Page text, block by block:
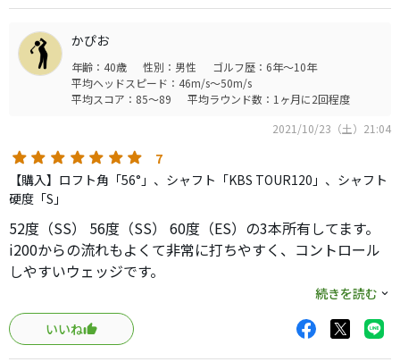
良く安定したショットを簡単に打てます。個人的には
GLIDE3.0よりオススメです。4.0はまだ試打できてないので
比較できません。
打感はお世辞にも良いとは言えません。
硬めの砂だとザックリしやすい気もしますが、私の技術の
中古でお買い求めやすい物も多いウェッジなので、決まっ
たウェッジが無い方は一度購入してみてもいいと思いま
す。
かぴお
年齢：40歳 性別：男性
ゴルフ歴：6年～10年
平均ヘッドスピード：46m/s～50m/s
平均スコア：85～89
平均ラウンド数：1ヶ月に2回程度
2021/10/23（土）21:04
7
【購入】ロフト角「56°」、シャフト「KBS TOUR120」、シャフト
硬度「S」
52度（SS） 56度（SS） 60度（ES）の3本所有してます。
i200からの流れもよくて非常に打ちやすく、コントロール
しやすいウェッジです。
60度のESはバンカー専用で普通に打ったら簡単に出て寄っ
ていきます。
きれいに入ったらピタッと止まりますし、スピン性能も申
し分ないです。
続きを読む
いいね